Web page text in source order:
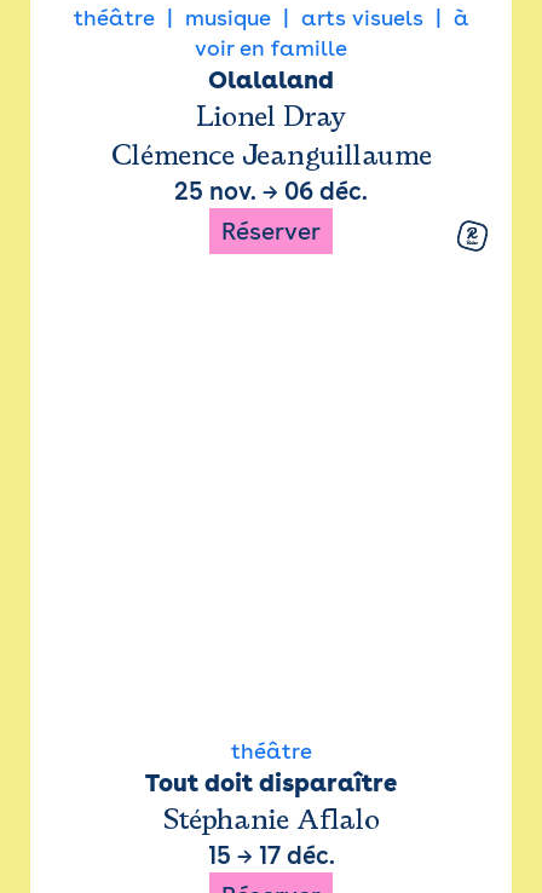
théâtre musique arts visuels
à
voir en famille
Olalaland
Lionel Dray
Clémence Jeanguillaume
25 nov. → 06 déc.
Réserver
théâtre
Tout doit disparaître
Stéphanie Aflalo
15 → 17 déc.